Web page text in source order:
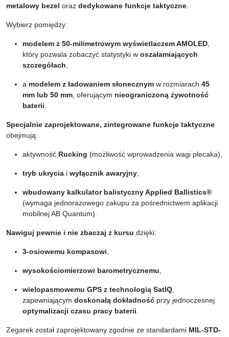
metalowy bezel oraz dedykowane funkcje taktyczne
Wybierz pomiędzy:
modelem z 50-milimetrowym wyświetlaczem AMOLED
który pozwala zobaczyć statystyki w oszałamiających
szczegółach
a modelem z ładowaniem słonecznym w rozmiarach 45
mm lub 50 mm , oferującym nieograniczoną żywotność
baterii
Specjalnie zaprojektowane, zintegrowane funkcje taktyczne
obejmują:
aktywność Rucking (możliwość wprowadzenia wagi plecaka),
tryb ukrycia i wyłącznik awaryjny
wbudowany kalkulator balistyczny Applied Ballistics®
(wymaga jednorazowego zakupu za pośrednictwem aplikacji
mobilnej AB Quantum).
Nawiguj pewnie i nie zbaczaj z kursu dzięki:
3-osiowemu kompasowi
wysokościomierzowi barometrycznemu
wielopasmowemu GPS z technologią SatIQ
zapewniającym doskonałą dokładność przy jednoczesnej
optymalizacji czasu pracy baterii
Zegarek został zaprojektowany zgodnie ze standardami MIL-STD-